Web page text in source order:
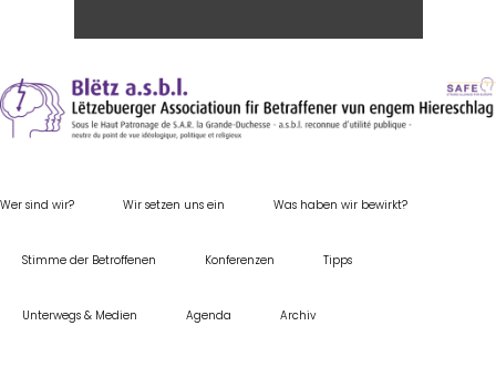
Wer sind wir? Wir setzen uns ein Was haben wir bewirkt?
Stimme der Betroffenen Konferenzen Tipps
Unterwegs & Medien Agenda Archiv